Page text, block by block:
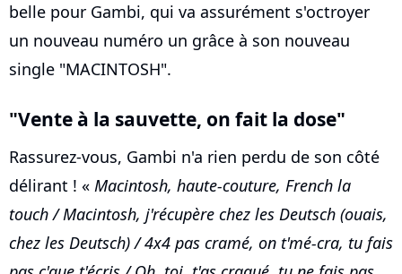
belle pour Gambi, qui va assurément s'octroyer
un nouveau numéro un grâce à son nouveau
single "MACINTOSH".
"Vente à la sauvette, on fait la dose"
Rassurez-vous, Gambi n'a rien perdu de son côté
délirant ! « Macintosh, haute-couture, French la
touch / Macintosh, j'récupère chez les Deutsch (ouais,
chez les Deutsch) / 4x4 pas cramé, on t'mé-cra, tu fais